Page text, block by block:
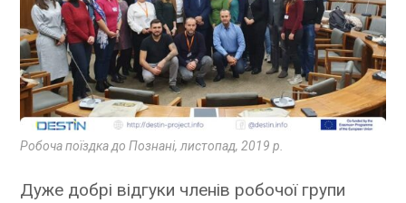
Робоча поїздка до Познані, листопад, 2019 р.
Дуже добрі відгуки членів робочої групи